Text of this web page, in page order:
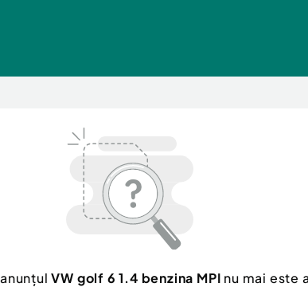
VW golf 6 1.4 benzina MPI nu mai este